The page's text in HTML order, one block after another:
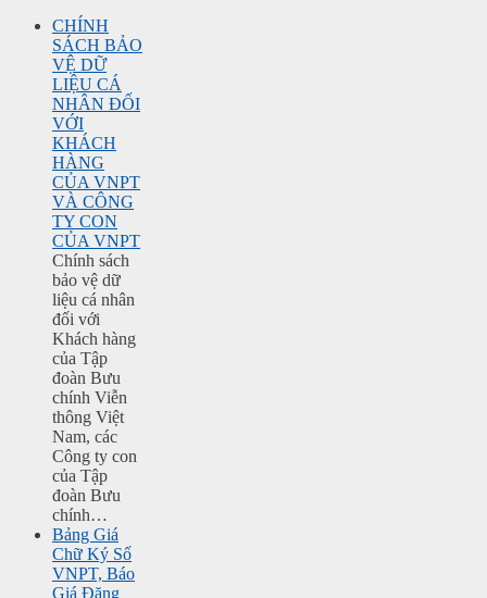
CHÍNH
SÁCH BẢO
VỆ DỮ
LIỆU CÁ
NHÂN ĐỐI
VỚI
KHÁCH
HÀNG
CỦA VNPT
VÀ CÔNG
TY CON
CỦA VNPT
Chính sách
bảo vệ dữ
liệu cá nhân
đối với
Khách hàng
của Tập
đoàn Bưu
chính Viễn
thông Việt
Nam, các
Công ty con
của Tập
đoàn Bưu
chính…
Bảng Giá
Chữ Ký Số
VNPT, Báo
Giá Đăng